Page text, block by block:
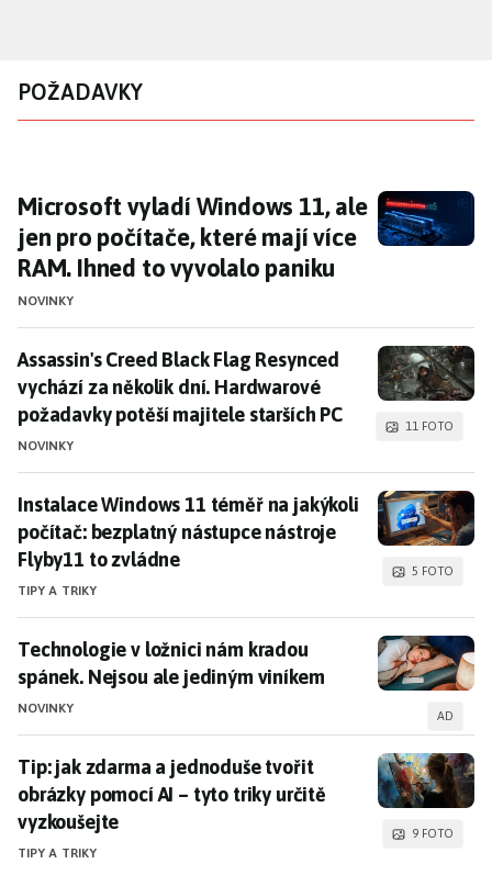
obsahu
POŽADAVKY
Microsoft vyladí Windows 11, ale jen pro
Microsoft vyladí Windows 11, ale
jen pro počítače, které mají více
RAM. Ihned to vyvolalo paniku
NOVINKY
Assassin's Creed Black Flag Resynced vychází za
Assassin's Creed Black Flag Resynced
vychází za několik dní. Hardwarové
požadavky potěší majitele starších PC
NOVINKY
11 FOTO
Instalace Windows 11 téměř na jakýkoli počítač:
Instalace Windows 11 téměř na jakýkoli
počítač: bezplatný nástupce nástroje
Flyby11 to zvládne
TIPY A TRIKY
5 FOTO
Technologie v ložnici nám kradou spánek. Nejsou
Technologie v ložnici nám kradou
spánek. Nejsou ale jediným viníkem
NOVINKY AD
Tip: jak zdarma a jednoduše tvořit obrázky pomocí
Tip: jak zdarma a jednoduše tvořit
obrázky pomocí AI – tyto triky určitě
vyzkoušejte
TIPY A TRIKY
9 FOTO